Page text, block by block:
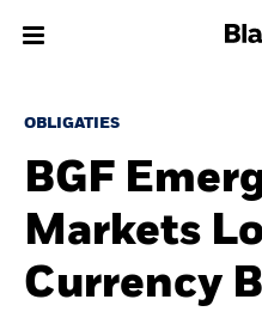
Over Ons
Producten
Thema's
Inzichten
OBLIGATIES
BGF
Markets
Currency